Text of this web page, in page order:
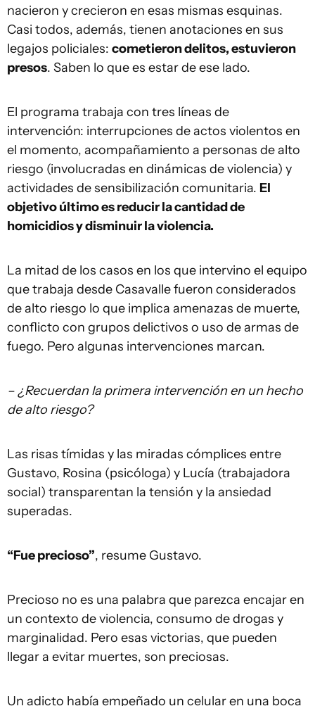
nacieron y crecieron en esas mismas esquinas.
Casi todos, además, tienen anotaciones en sus
legajos policiales: cometieron delitos, estuvieron
presos. Saben lo que es estar de ese lado.
El programa trabaja con tres líneas de
intervención: interrupciones de actos violentos en
el momento, acompañamiento a personas de alto
riesgo (involucradas en dinámicas de violencia) y
actividades de sensibilización comunitaria. El
objetivo último es reducir la cantidad de
homicidios y disminuir la violencia.
La mitad de los casos en los que intervino el equipo
que trabaja desde Casavalle fueron considerados
de alto riesgo lo que implica amenazas de muerte,
conflicto con grupos delictivos o uso de armas de
fuego. Pero algunas intervenciones marcan.
– ¿Recuerdan la primera intervención en un hecho
de alto riesgo?
Las risas tímidas y las miradas cómplices entre
Gustavo, Rosina (psicóloga) y Lucía (trabajadora
social) transparentan la tensión y la ansiedad
superadas.
“Fue precioso”, resume Gustavo.
Precioso no es una palabra que parezca encajar en
un contexto de violencia, consumo de drogas y
marginalidad. Pero esas victorias, que pueden
llegar a evitar muertes, son preciosas.
Un adicto había empeñado un celular en una boca